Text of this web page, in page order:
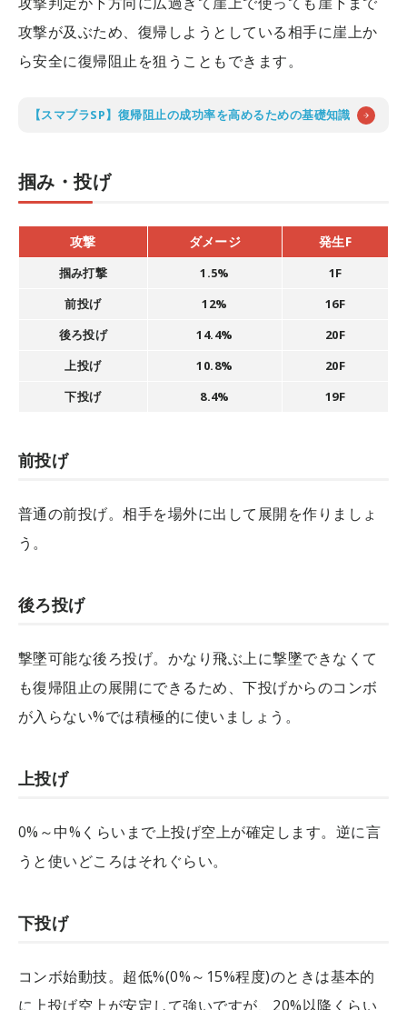
攻撃が及ぶため、復帰しようとしている相手に崖上か
ら安全に復帰阻止を狙うこともできます。
【スマブラSP】復帰阻止の成功率を高めるための基礎知識
掴み・投げ
攻撃 ダメージ 発生F
掴み打撃 1.5%
1F
前投げ
12%
16F
後ろ投げ
14.4%
20F
上投げ
10.8%
20F
下投げ
8.4% 19F
前投げ
普通の前投げ。相手を場外に出して展開を作りましょ
う。
後ろ投げ
撃墜可能な後ろ投げ。かなり飛ぶ上に撃墜できなくて
も復帰阻止の展開にできるため、下投げからのコンボ
が入らない%では積極的に使いましょう。
上投げ
0%～中%くらいまで上投げ空上が確定します。逆に言
うと使いどころはそれぐらい。
下投げ
コンボ始動技。超低%(0%～15%程度)のときは基本的
に上投げ空上が安定して強いですが、20%以降くらい